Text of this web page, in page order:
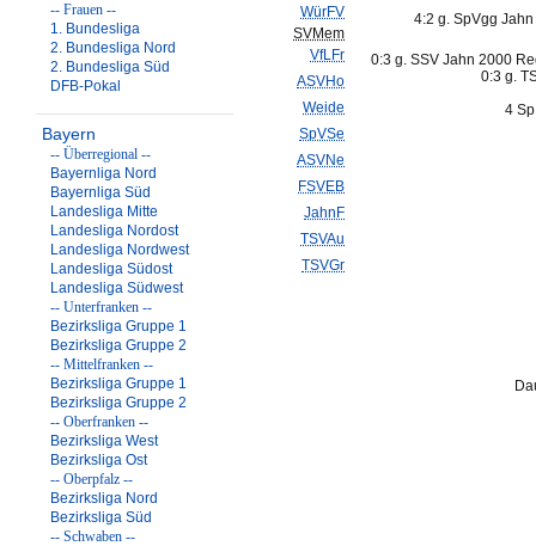
-- Frauen --
1. Bundesliga
2. Bundesliga Nord
2. Bundesliga Süd
DFB-Pokal
Bayern
-- Überregional --
Bayernliga Nord
Bayernliga Süd
Landesliga Mitte
Landesliga Nordost
Landesliga Nordwest
Landesliga Südost
Landesliga Südwest
-- Unterfranken --
Bezirksliga Gruppe 1
Bezirksliga Gruppe 2
-- Mittelfranken --
Bezirksliga Gruppe 1
Bezirksliga Gruppe 2
-- Oberfranken --
Bezirksliga West
Bezirksliga Ost
-- Oberpfalz --
Bezirksliga Nord
Bezirksliga Süd
-- Schwaben --
WürFV
SVMem
VfLFr
ASVHo
Weide
SpVSe
ASVNe
FSVEB
JahnF
TSVAu
TSVGr
4:2 g. SpVgg
0:3 g. SSV Jahn 2000
0:3 g.
4